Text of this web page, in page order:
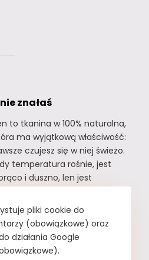
znałaś
to tkanina w 100% naturalna,
ma wyjątkową właściwość:
czujesz się w niej świeżo.
temperatura rośnie, jest
i duszno, len jest
o lnie, których
nie znałaś. Fakty
lnie, których nie znałaś Lnu nie
prasować. Wystarczy tzw.
pliki cookie do
(obowiązkowe) oraz
działania Google